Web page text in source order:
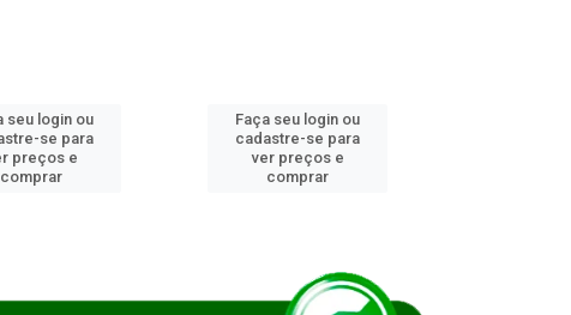
seu login ou
se para
preços e
comprar
Faça seu login ou
cadastre-se para
ver preços e
comprar